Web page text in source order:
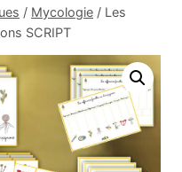
/ Mycologie / Les
SCRIPT